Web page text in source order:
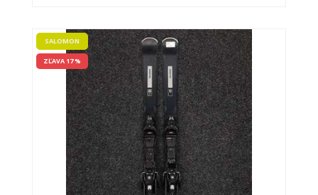
SALOMON
ZĽAVA 17 %